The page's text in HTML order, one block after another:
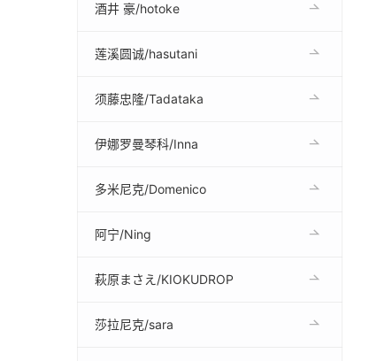
酒井 豪/hotoke
莲溪圆诚/hasutani
须藤忠隆/Tadataka
伊娜罗曼琴科/Inna
多米尼克/Domenico
阿宁/Ning
萩原まさえ/KIOKUDROP
莎拉尼克/sara